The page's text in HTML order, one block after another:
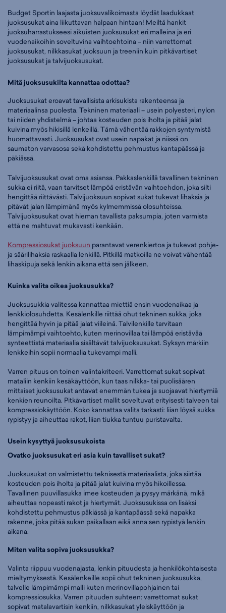
Budget Sportin laajasta juoksuvalikoimasta löydät laadukkaat
juoksusukat aina liikuttavan halpaan hintaan! Meiltä hankit
juoksuharrastukseesi aikuisten juoksusukat eri malleina ja eri
vuodenaikoihin soveltuvina vaihtoehtoina – niin varrettomat
juoksusukat, nilkkasukat juoksuun ja treeniin kuin pitkävartiset
juoksusukat ja talvijuoksusukat.
Mitä juoksusukilta kannattaa odottaa?
Juoksusukat eroavat tavallisista arkisukista rakenteensa ja
materiaalinsa puolesta. Tekninen materiaali – usein polyesteri, nylon
tai niiden yhdistelmä – johtaa kosteuden pois iholta ja pitää jalat
kuivina myös hikisillä lenkeillä. Tämä vähentää rakkojen syntymistä
huomattavasti. Juoksusukat ovat usein napakat ja niissä on
saumaton varvasosa sekä kohdistettu pehmustus kantapäässä ja
päkiässä.
Talvijuoksusukat ovat oma asiansa. Pakkaslenkillä tavallinen tekninen
sukka ei riitä, vaan tarvitset lämpöä eristävän vaihtoehdon, joka silti
hengittää riittävästi. Talvijuoksuun sopivat sukat tukevat lihaksia ja
pitävät jalan lämpimänä myös kylmemmissä olosuhteissa.
Talvijuoksusukat ovat hieman tavallista paksumpia, joten varmista
että ne mahtuvat mukavasti kenkään.
Kompressiosukat juoksuun parantavat verenkiertoa ja tukevat pohje-
ja säärilihaksia raskaalla lenkillä. Pitkillä matkoilla ne voivat vähentää
lihaskipuja sekä lenkin aikana että sen jälkeen.
Kuinka valita oikea juoksusukka?
Juoksusukkia valitessa kannattaa miettiä ensin vuodenaikaa ja
lenkkiolosuhdetta. Kesälenkille riittää ohut tekninen sukka, joka
hengittää hyvin ja pitää jalat viileinä. Talvilenkille tarvitaan
lämpimämpi vaihtoehto, kuten merinovillaa tai lämpöä eristävää
synteettistä materiaalia sisältävät talvijuoksusukat. Syksyn märkiin
lenkkeihin sopii normaalia tukevampi malli.
Varren pituus on toinen valintakriteeri. Varrettomat sukat sopivat
mataliin kenkiin kesäkäyttöön, kun taas nilkka- tai puolisäären
mittaiset juoksusukat antavat enemmän tukea ja suojaavat hiertymiä
kenkien reunoilta. Pitkävartiset mallit soveltuvat erityisesti talveen tai
kompressiokäyttöön. Koko kannattaa valita tarkasti: liian löysä sukka
rypistyy ja aiheuttaa rakot, liian tiukka tuntuu puristavalta.
Usein kysyttyä juoksusukoista
Ovatko juoksusukat eri asia kuin tavalliset sukat?
Juoksusukat on valmistettu teknisestä materiaalista, joka siirtää
kosteuden pois iholta ja pitää jalat kuivina myös hikoillessa.
Tavallinen puuvillasukka imee kosteuden ja pysyy märkänä, mikä
aiheuttaa nopeasti rakot ja hiertymät. Juoksusukissa on lisäksi
kohdistettu pehmustus päkiässä ja kantapäässä sekä napakka
rakenne, joka pitää sukan paikallaan eikä anna sen rypistyä lenkin
aikana.
Miten valita sopiva juoksusukka?
Valinta riippuu vuodenajasta, lenkin pituudesta ja henkilökohtaisesta
mieltymyksestä. Kesälenkeille sopii ohut tekninen juoksusukka,
talvelle lämpimämpi malli kuten merinovillapohjainen tai
kompressiosukka. Varren pituuden suhteen: varrettomat sukat
sopivat matalavartisin kenkiin, nilkkasukat yleiskäyttöön ja